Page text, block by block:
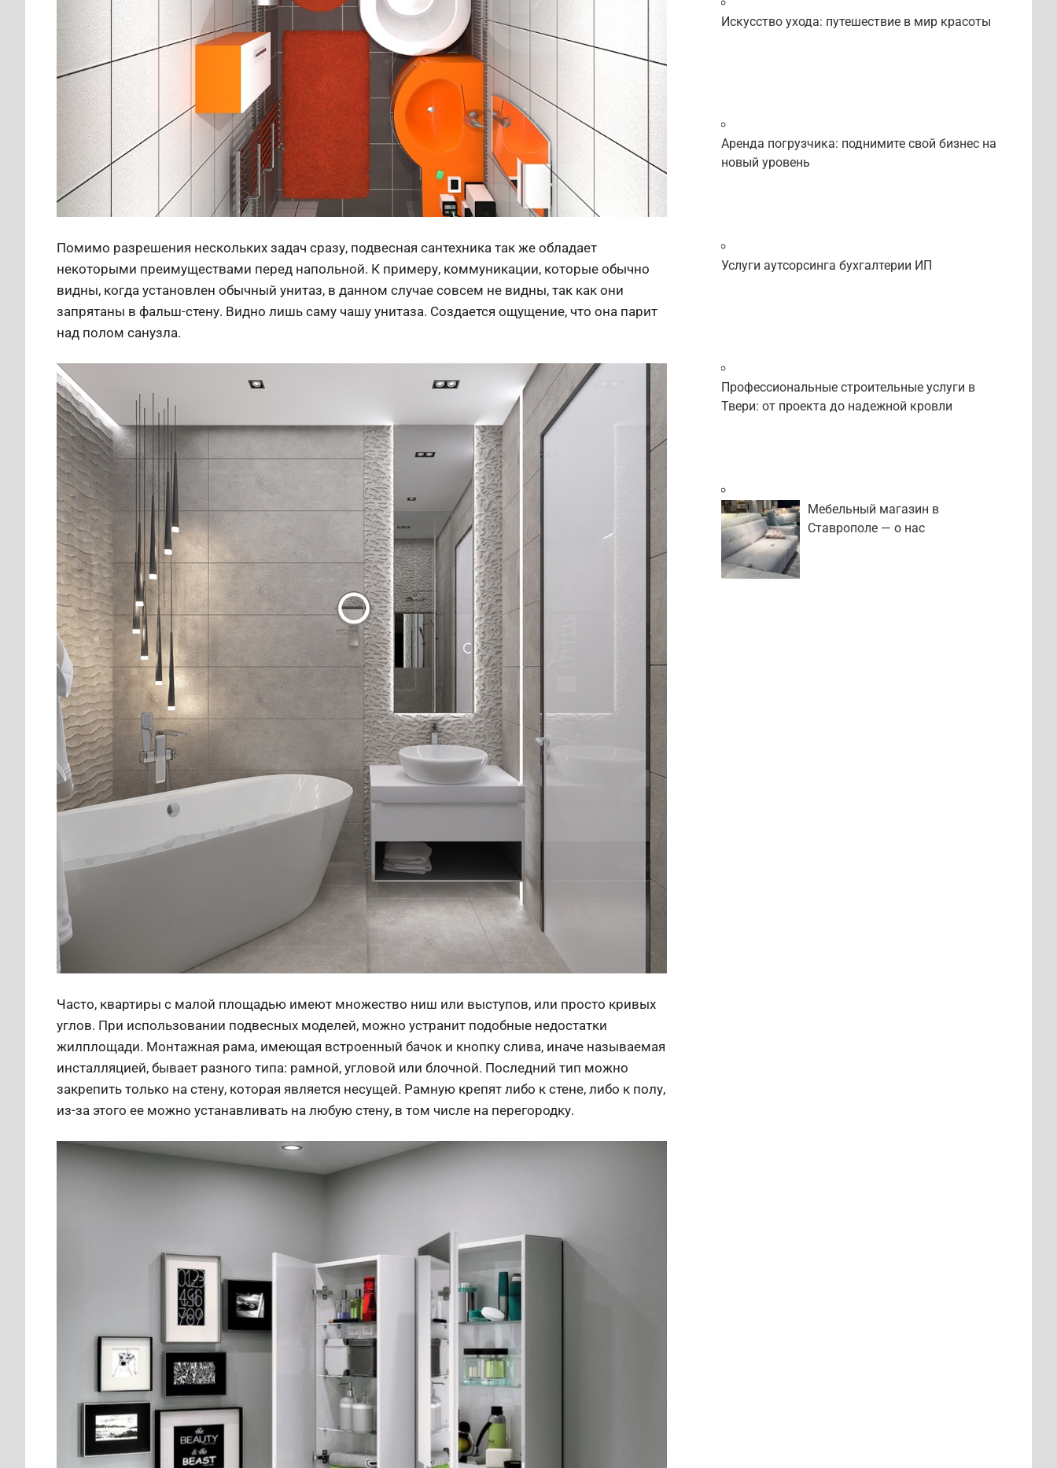
Помимо разрешения нескольких задач сразу, подвесная сантехника так же обладает
некоторыми преимуществами перед напольной. К примеру, коммуникации, которые обычно
видны, когда установлен обычный унитаз, в данном случае совсем не видны, так как они
запрятаны в фальш-стену. Видно лишь саму чашу унитаза. Создается ощущение, что она парит
над полом санузла.
Часто, квартиры с малой площадью имеют множество ниш или выступов, или просто кривых
углов. При использовании подвесных моделей, можно устранит подобные недостатки
жилплощади. Монтажная рама, имеющая встроенный бачок и кнопку слива, иначе называемая
инсталляцией, бывает разного типа: рамной, угловой или блочной. Последний тип можно
закрепить только на стену, которая является несущей. Рамную крепят либо к стене, либо к полу,
из-за этого ее можно устанавливать на любую стену, в том числе на перегородку.
Искусство ухода: путешествие в мир красоты
Аренда погрузчика: поднимите свой бизнес на
новый уровень
Услуги аутсорсинга бухгалтерии ИП
Профессиональные строительные услуги в
Твери: от проекта до надежной кровли
Мебельный магазин в
Ставрополе — о нас